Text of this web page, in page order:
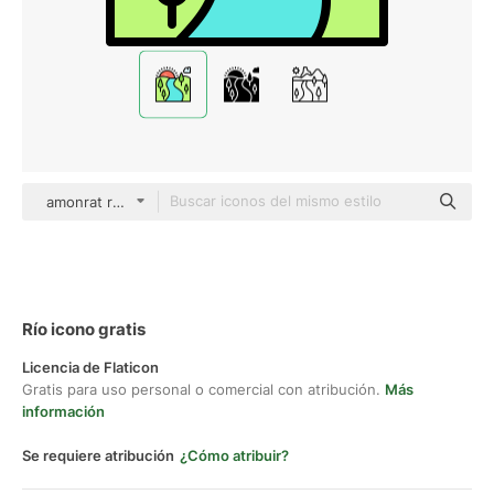
amonrat rungreangfangsai Outline Color
Río icono gratis
Licencia de Flaticon
Gratis para uso personal o comercial con atribución. Más
información
Se requiere atribución ¿Cómo atribuir?